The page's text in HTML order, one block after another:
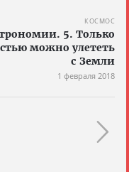
КОСМОС
5. Только
можно улететь
с Земли
1 февраля 2018